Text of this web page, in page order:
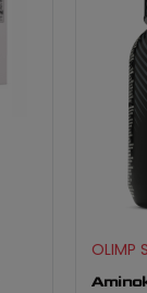
OLIMP